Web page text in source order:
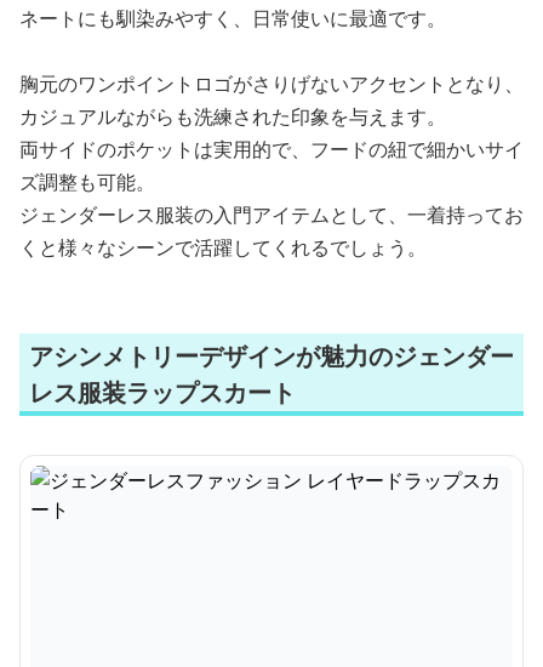
ネートにも馴染みやすく、日常使いに最適です。
胸元のワンポイントロゴがさりげないアクセントとなり、
カジュアルながらも洗練された印象を与えます。
両サイドのポケットは実用的で、フードの紐で細かいサイ
ズ調整も可能。
ジェンダーレス服装の入門アイテムとして、一着持ってお
くと様々なシーンで活躍してくれるでしょう。
アシンメトリーデザインが魅力のジェンダー
レス服装ラップスカート